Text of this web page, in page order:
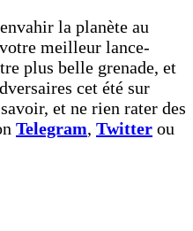
la planète au
meilleur lance-
plus belle grenade, et
cet été sur
et ne rien rater des
Telegram, Twitter ou